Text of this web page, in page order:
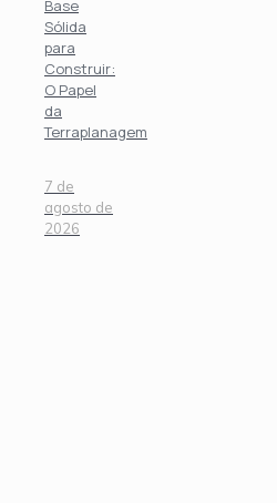
Base
Sólida
para
Construir:
O Papel
da
Terraplanagem
7 de
agosto de
2026